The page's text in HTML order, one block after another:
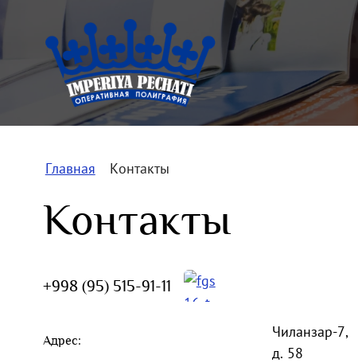
Главная Контакты
Контакты
+998 (95) 515-91-11
Адрес:
Чиланзар-7,
д. 58